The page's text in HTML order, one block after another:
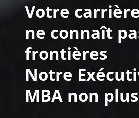
Votre carrière
ne connaît
frontières
Notre
MBA non plus